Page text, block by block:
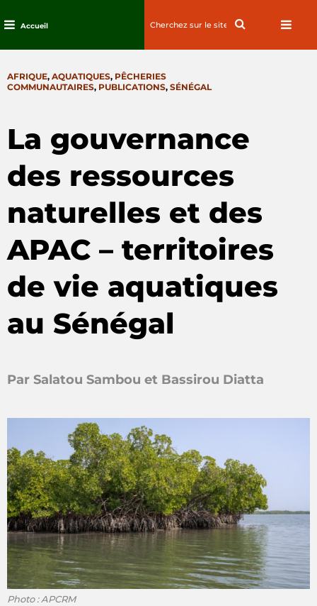
contenu
Accueil
Search
CATEGORIES
AFRIQUE, AQUATIQUES, PÊCHERIES
COMMUNAUTAIRES, PUBLICATIONS, SÉNÉGAL
La gouvernance
des ressources
naturelles et des
APAC – territoires
de vie aquatiques
au Sénégal
Par Salatou Sambou et Bassirou Diatta
Photo : APCRM